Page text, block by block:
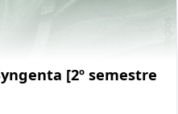
[2º semestre